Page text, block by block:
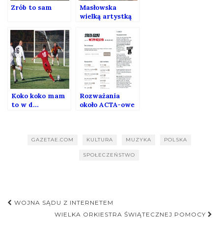
Zrób to sam
Masłowska
wielką artystką
zachwyca
Koko koko mam
to w d…
Rozważania
około ACTA-owe
GAZETAE.COM KULTURA MUZYKA POLSKA
SPOŁECZEŃSTWO
Nawigacja
WOJNA SĄDU Z INTERNETEM
WIELKA ORKIESTRA ŚWIĄTECZNEJ POMOCY